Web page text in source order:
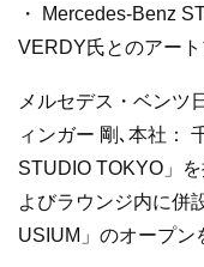
・ Mercedes-Benz
VERDY氏とのアー
メルセデス・ベンツ
ィンガー 剛､本社：
STUDIO TOKYO」
よびラウンジ内に併
USIUM」のオープン